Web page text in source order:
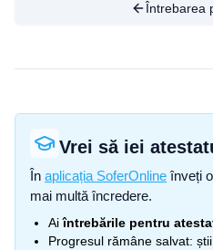
Întrebarea
Vrei să iei
În aplicația SoferOnline înveți
mai multă încredere.
Aiîntrebările pentru
Progresul rămâne salvat: